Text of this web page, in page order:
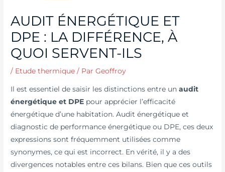
AUDIT ÉNERGÉTIQUE ET
DPE : LA DIFFÉRENCE, À
QUOI SERVENT-ILS
/ Etude thermique / ParGeoffroy
Il est essentiel de saisir les distinctions entre unaudit
énergétique et DPE pour apprécier l’efficacité
énergétique d’une habitation. Audit énergétique et
diagnostic de performance énergétique ou DPE, ces deux
expressions sont fréquemment utilisées comme
synonymes, ce qui est incorrect. En vérité, il y a des
divergences notables entre ces bilans. Bien que ces outils